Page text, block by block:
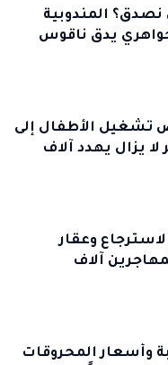
نصدق؟ المندوبية
9.5% والجواهري يدق ناقوس
تشغيل الأطفال إلى
لا يزال يهدد آلاف
وعقار
آلاف
وأسعار المحروقات